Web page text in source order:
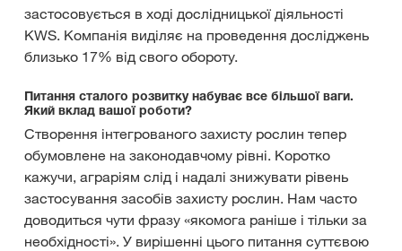
застосовується в ході дослідницької діяльності
KWS. Компанія виділяє на проведення досліджень
близько 17% від свого обороту.
Питання сталого розвитку набуває все більшої ваги.
Який вклад вашої роботи?
Створення інтегрованого захисту рослин тепер
обумовлене на законодавчому рівні. Коротко
кажучи, аграріям слід і надалі знижувати рівень
застосування засобів захисту рослин. Нам часто
доводиться чути фразу «якомога раніше і тільки за
необхідності». У вирішенні цього питання суттєвою